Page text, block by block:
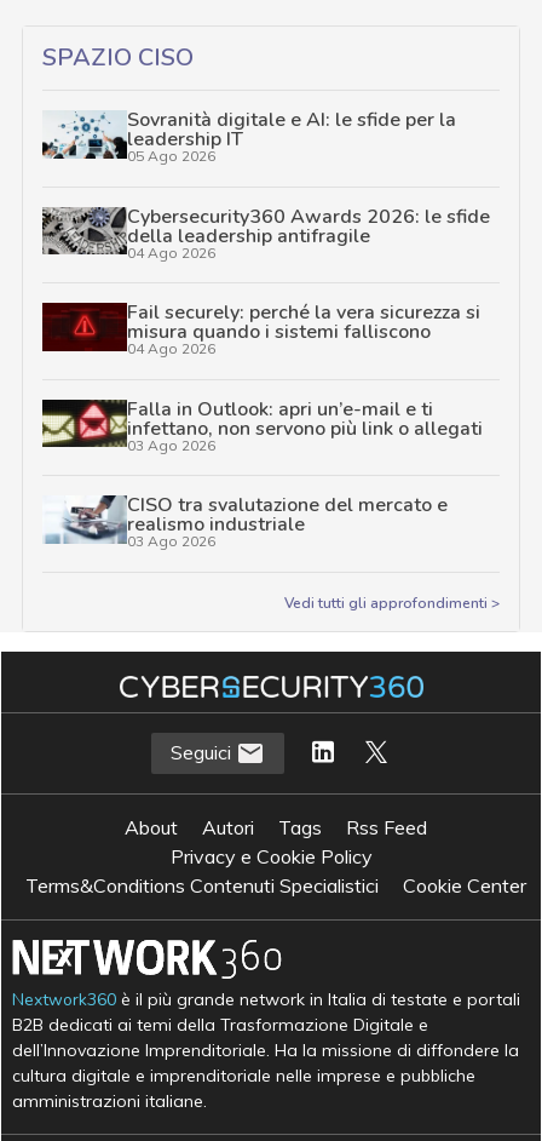
SPAZIO CISO
Sovranità digitale e AI: le sfide per la
leadership IT
05 Ago 2026
Cybersecurity360 Awards 2026: le sfide
della leadership antifragile
04 Ago 2026
Fail securely: perché la vera sicurezza si
misura quando i sistemi falliscono
04 Ago 2026
Falla in Outlook: apri un’e-mail e ti
infettano, non servono più link o allegati
03 Ago 2026
CISO tra svalutazione del mercato e
realismo industriale
03 Ago 2026
Vedi tutti gli approfondimenti >
Seguici
About Autori Tags
Rss Feed
Privacy e Cookie Policy
Terms&Conditions Contenuti Specialistici
Cookie Center
Nextwork360 è il più grande network in Italia di testate e portali
B2B dedicati ai temi della Trasformazione Digitale e
dell’Innovazione Imprenditoriale. Ha la missione di diffondere la
cultura digitale e imprenditoriale nelle imprese e pubbliche
amministrazioni italiane.